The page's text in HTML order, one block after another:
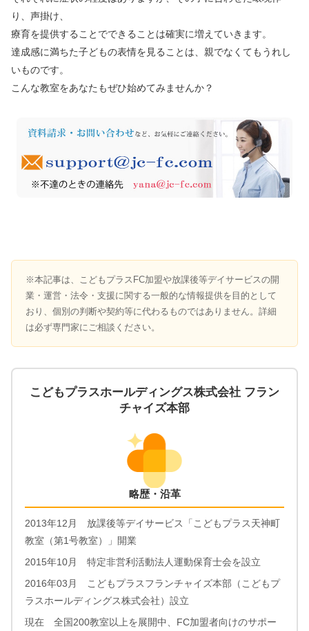
り、声掛け、
療育を提供することでできることは確実に増えていきます。
達成感に満ちた子どもの表情を見ることは、親でなくてもうれし
いものです。
こんな教室をあなたもぜひ始めてみませんか？
※本記事は、こどもプラスFC加盟や放課後等デイサービスの開
業・運営・法令・支援に関する一般的な情報提供を目的として
おり、個別の判断や契約等に代わるものではありません。詳細
は必ず専門家にご相談ください。
こどもプラスホールディングス株式会社 フラン
チャイズ本部
略歴・沿革
2013年12月 放課後等デイサービス「こどもプラス天神町
教室（第1号教室）」開業
2015年10月 特定非営利活動法人運動保育士会を設立
2016年03月 こどもプラスフランチャイズ本部（こどもプ
ラスホールディングス株式会社）設立
現在 全国200教室以上を展開中、FC加盟者向けのサポー